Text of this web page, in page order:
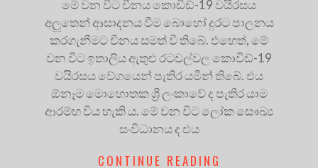
මේ වන විට චීනය කොඩිඩ්-19 වයිරසය
අලුතෙන් ආසාදනය වීම බොහෝ දුරට පාලනය
කරගැනීමට චීනය සමත් වී තිබේ. එහෙත්, මේ
වන විට ඉතාලිය ඇතුළු රටවල්වල කොවිඩ්-19
වයිරසය වේගයෙන් පැතිර යමින් තිබේ. එය
ඕනෑම මොහොතක ශ්‍රී ලංකාවේ ද පැතිර යාම
ආරම්භ විය හැකි ය. මේ වන විට ලෝක සෞඛ්‍ය
සංවිධානය ද එය
CONTINUE READING